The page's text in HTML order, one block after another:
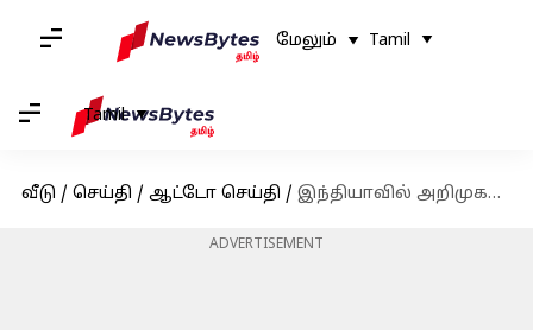
மேலும் Tamil
Tamil
வீடு / செய்தி / ஆட்டோ செய்தி / இந்தியாவில் அறிமுகப்படுத்தப்பட்ட புத்தம் புதிய வெஸ்பா 125 ஸ்கூட்டர்கள்: விலை மற்றும் இதர விவரங்கள்
ADVERTISEMENT